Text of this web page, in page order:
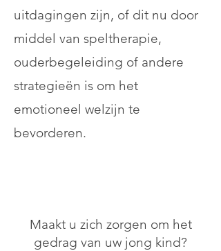
uitdagingen zijn, of dit nu door
middel van speltherapie,
ouderbegeleiding of andere
strategieën is om het
emotioneel welzijn te
bevorderen.
Maakt u zich zorgen om het
gedrag van uw jong kind?